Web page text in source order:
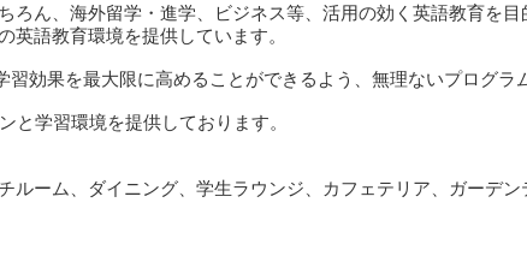
ん、海外留学・進学、ビジネス等、活用の効く英語教育を
語教育環境を提供しています。
効果を最大限に高めることができるよう、無理ないプログラ
と学習環境を提供しております。
ーム、ダイニング、学生ラウンジ、カフェテリア、ガーデ